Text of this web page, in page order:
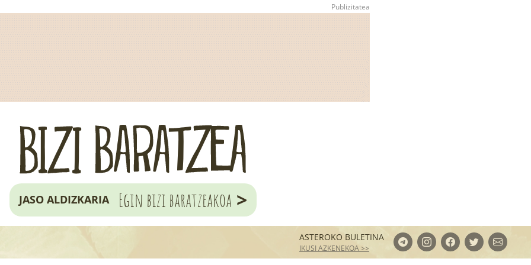
JASO ALDIZKARIA Egin bizi baratzeakoa >
ASTEROKO BULETINA
IKUSI AZKENEKOA >>